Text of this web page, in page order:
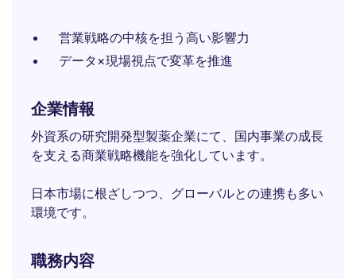
営業戦略の中核を担う高い影響力
データ×現場視点で変革を推進
企業情報
外資系の研究開発型製薬企業にて、国内事業の成長
を支える商業戦略機能を強化しています。
日本市場に根ざしつつ、グローバルとの連携も多い
環境です。
職務内容